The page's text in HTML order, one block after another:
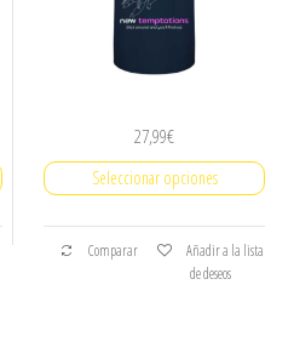
27,99€
Seleccionar opciones
Comparar
Añadir a la lista
de deseos